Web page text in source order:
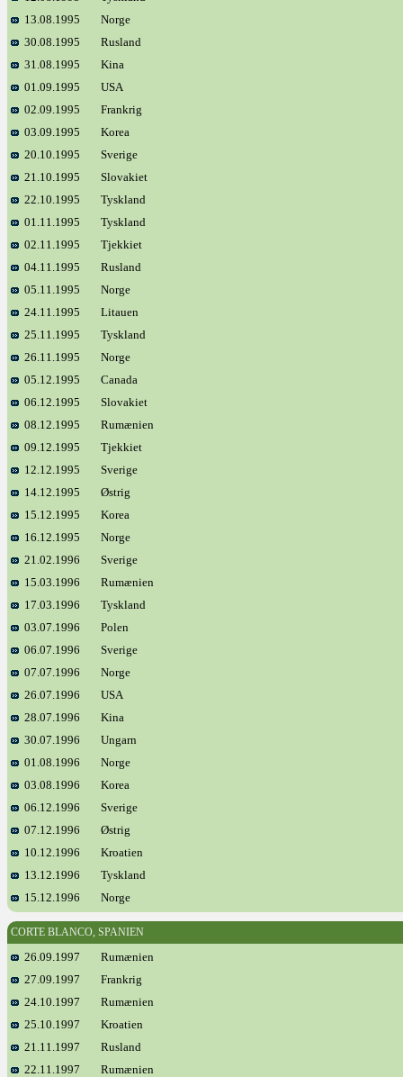
13.08.1995
Norge
30.08.1995
Rusland
31.08.1995
Kina
01.09.1995
USA
02.09.1995
Frankrig
03.09.1995
Korea
20.10.1995
Sverige
21.10.1995
Slovakiet
22.10.1995
Tyskland
01.11.1995
Tyskland
02.11.1995
Tjekkiet
04.11.1995
Rusland
05.11.1995
Norge
24.11.1995
Litauen
25.11.1995
Tyskland
26.11.1995
Norge
05.12.1995
Canada
06.12.1995
Slovakiet
08.12.1995
Rumænien
09.12.1995
Tjekkiet
12.12.1995
Sverige
14.12.1995
Østrig
15.12.1995
Korea
16.12.1995
Norge
21.02.1996
Sverige
15.03.1996
Rumænien
17.03.1996
Tyskland
03.07.1996
Polen
06.07.1996
Sverige
07.07.1996
Norge
26.07.1996
USA
28.07.1996
Kina
30.07.1996
Ungarn
01.08.1996
Norge
03.08.1996
Korea
06.12.1996
Sverige
07.12.1996
Østrig
10.12.1996
Kroatien
13.12.1996
Tyskland
15.12.1996
Norge
CORTE BLANCO, SPANIEN
26.09.1997
Rumænien
27.09.1997
Frankrig
24.10.1997
Rumænien
25.10.1997
Kroatien
21.11.1997
Rusland
22.11.1997
Rumænien